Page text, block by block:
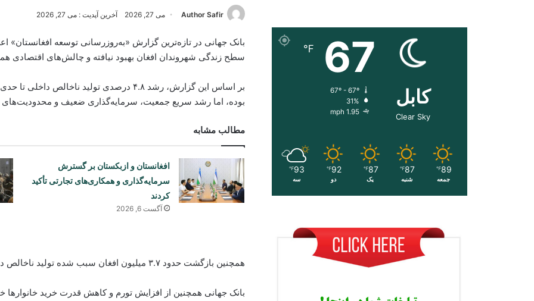
Author Safir می 27, 2026 آخرین آپدیت : می 27, 2026
بانک جهانی در تازه‌ترین گزارش «به‌روزرسانی توسعه
سطح زندگی شهروندان افغان بهبود نیافته و چالش‌های اقتصادی
بر اساس این گزارش، رشد ۴.۸ درصدی تولید
بوده، اما رشد سریع جمعیت، سرمایه‌گذاری ضعیف و محدودیت‌های
مطالب مشابه
افغانستان و ازبکستان بر گسترش
سرمایه‌گذاری و همکاری‌های تجارتی تأکید
کردند
آگست 6, 2026
همچنین بازگشت حدود ۳.۷ میلیون افغان سبب شده تولید ناخالص داخلی به ازای هر نفر ۵.۶ درصد کاهش یابد.
بانک جهانی همچنین از افزایش تورم و کاهش قدرت خرید
کابل
Clear Sky
67
℉
31%
1.95 mph
89
℉
جمعه
87
℉
شنبه
87
℉
یک
92
℉
دو
93
℉
سه